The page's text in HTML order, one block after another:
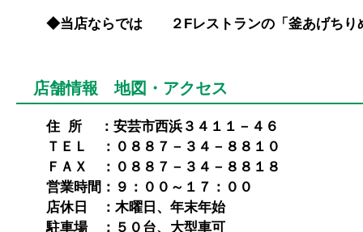
◆当店ならでは ２Fレストランの「釜あげちり
店舗情報 地図・アクセス
住 所 ：安芸市西浜３４１１－４６
ＴＥＬ ：０８８７－３４－８８１０
ＦＡＸ ：０８８７－３４－８８１８
営業時間：９：００～１７：００
店休日 ：木曜日、年末年始
駐車場 ：５０台、大型車可